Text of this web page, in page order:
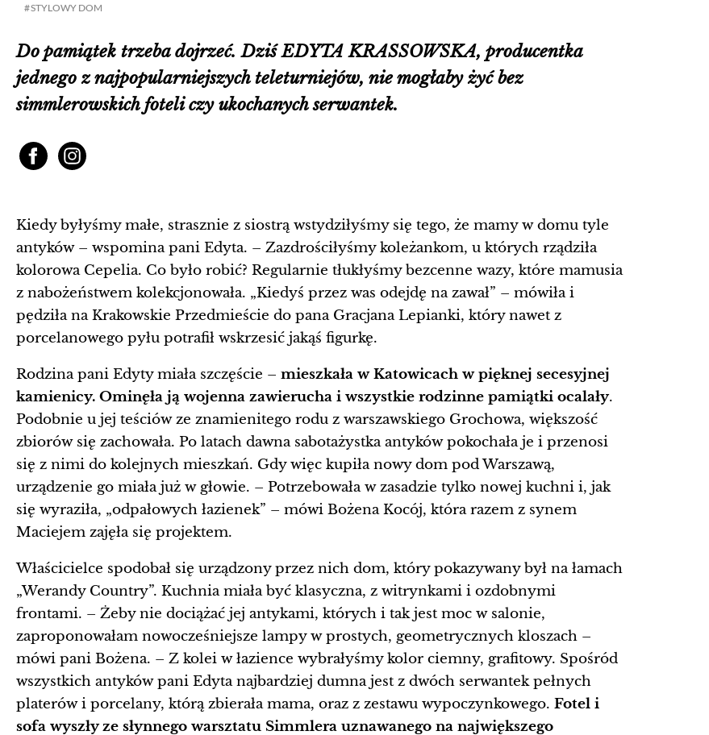
STYLOWY DOM
Do pamiątek trzeba dojrzeć. Dziś EDYTA KRASSOWSKA, producentka
jednego z najpopularniejszych teleturniejów, nie mogłaby żyć bez
simmlerowskich foteli czy ukochanych serwantek.
Kiedy byłyśmy małe, strasznie z siostrą wstydziłyśmy się tego, że mamy w domu tyle
antyków – wspomina pani Edyta. – Zazdrościłyśmy koleżankom, u których rządziła
kolorowa Cepelia. Co było robić? Regularnie tłukłyśmy bezcenne wazy, które mamusia
z nabożeństwem kolekcjonowała. „Kiedyś przez was odejdę na zawał” – mówiła i
pędziła na Krakowskie Przedmieście do pana Gracjana Lepianki, który nawet z
porcelanowego pyłu potrafił wskrzesić jakąś figurkę.
Rodzina pani Edyty miała szczęście – mieszkała­ w Katowicach w pięknej secesyjnej
kamienicy. Ominęła ją wojenna zawierucha i wszystkie rodzinne pamiątki ocalały.
Podobnie u jej teściów ze znamienitego rodu z warszawskiego Grochowa, większość
zbiorów się zachowała. Po latach dawna sabotażystka antyków pokochała je i przenosi
się z nimi do kolejnych mieszkań. Gdy więc kupiła nowy dom pod Warszawą,
urządzenie go miała już w głowie. – Potrzebowała w zasadzie tylko nowej kuchni i, jak
się wyraziła, „odpałowych łazienek” – mówi Bożena Kocój, która razem z synem
Maciejem zajęła się projektem.
Właścicielce spodobał się urządzony przez nich dom, który pokazywany był na łamach
„Werandy Country”. Kuchnia miała być klasyczna, z witrynkami i ozdobnymi
frontami. – Żeby nie dociążać jej antykami, których i tak jest moc w salonie,
zaproponowałam nowocześniejsze lampy w prostych, geometrycznych kloszach –
mówi pani Bożena. – Z kolei w łazience wybrałyśmy kolor ciemny, grafitowy. Spośród
wszystkich antyków pani Edyta najbardziej dumna jest z dwóch serwantek pełnych
platerów i porcelany, którą zbierała mama, oraz z zestawu wypoczynkowego. Fotel i
sofa wyszły ze słynnego warsztatu Simmlera uznawanego na największego